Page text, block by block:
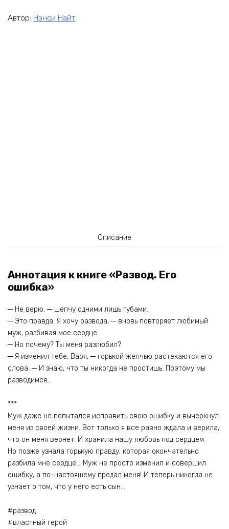
Автор: Нэнси Найт
Описание
Аннотация к книге «Развод. Его
ошибка»
─ Не верю, ─ шепчу одними лишь губами.
─ Это правда. Я хочу развода, ─ вновь повторяет любимый
муж, разбивая мое сердце.
─ Но почему? Ты меня разлюбил?
─ Я изменил тебе, Варя, ─ горькой желчью растекаются его
слова. ─ И знаю, что ты никогда не простишь. Поэтому мы
разводимся…
***
Муж даже не попытался исправить свою ошибку и вычеркнул
меня из своей жизни. Вот только я все равно ждала и верила,
что он меня вернет. И хранила нашу любовь под сердцем.
Но позже узнала горькую правду, которая окончательно
разбила мне сердце… Муж не просто изменил и совершил
ошибку, а по-настоящему предал меня! И теперь никогда не
узнает о том, что у него есть сын…
#развод
#властный герой